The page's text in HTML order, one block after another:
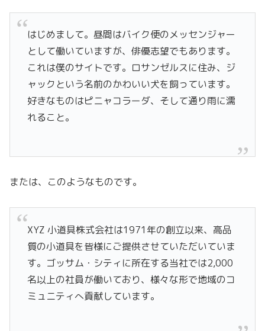
はじめまして。昼間はバイク便のメッセンジャー
として働いていますが、俳優志望でもあります。
これは僕のサイトです。ロサンゼルスに住み、ジ
ャックという名前のかわいい犬を飼っています。
好きなものはピニャコラーダ、そして通り雨に濡
れること。
または、このようなものです。
XYZ 小道具株式会社は1971年の創立以来、高品
質の小道具を皆様にご提供させていただいていま
す。ゴッサム・シティに所在する当社では2,000
名以上の社員が働いており、様々な形で地域のコ
ミュニティへ貢献しています。